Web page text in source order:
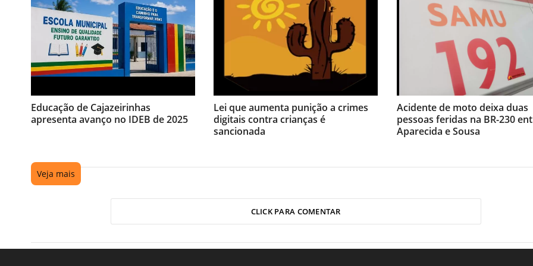
Educação de Cajazeirinhas
apresenta avanço no IDEB de 2025
Lei que aumenta punição a crimes
digitais contra crianças é
sancionada
Acidente de moto deixa duas
pessoas feridas na BR-230
Aparecida e Sousa
Veja mais
CLICK PARA COMENTAR